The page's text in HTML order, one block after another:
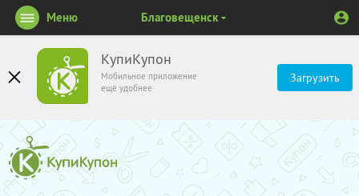
КупиКупон
Мобильное приложение
ещё удобнее
Загрузить
Меню Благовещенск